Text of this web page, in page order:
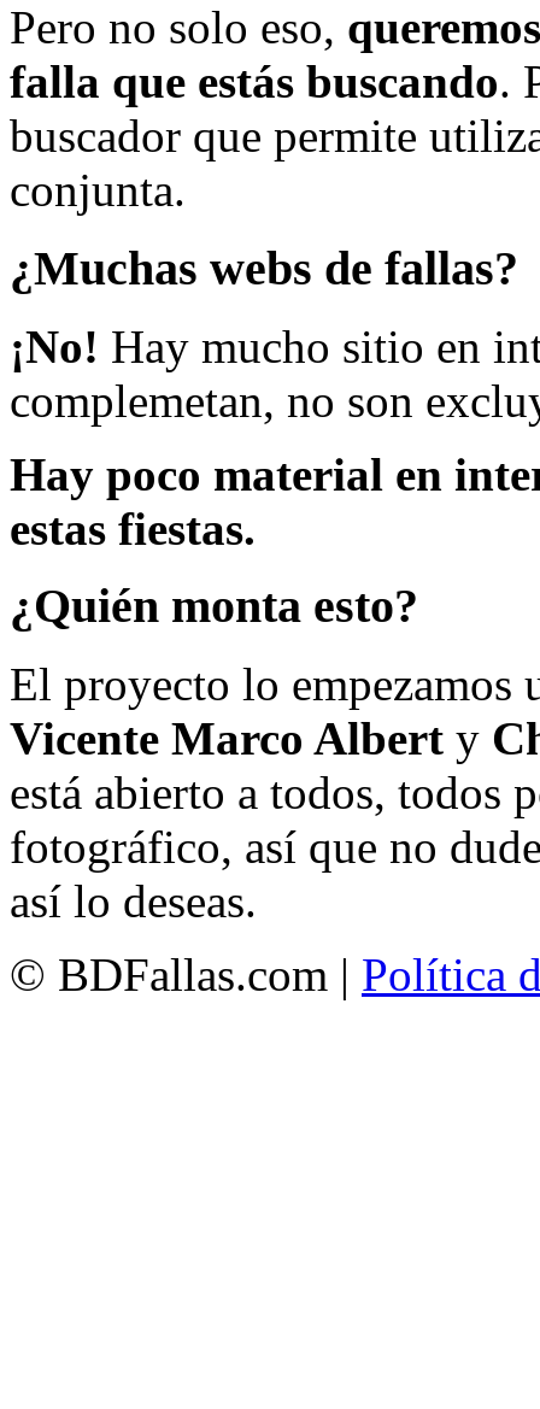
Pero no solo eso,
falla que estás buscando.
buscador que permite
conjunta.
¿Muchas webs de fallas?
¡No! Hay mucho sitio en
complemetan, no son
Hay poco material en
estas fiestas.
¿Quién monta esto?
El proyecto lo empezamos
Vicente Marco Albert y
está abierto a todos, todos
fotográfico, así que no
así lo deseas.
© BDFallas.com | Política